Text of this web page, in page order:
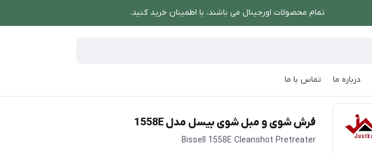
تمام محصولات اورجینال می باشند، با اطمینان خرید کنید.
درباره ما تماس با ما
فرش شوی و مبل شوی بیسل مدل 1558E
فرش شوی و مبل شوی بیسل مدل 1558E
Bissell 1558E Cleanshot Pretreater